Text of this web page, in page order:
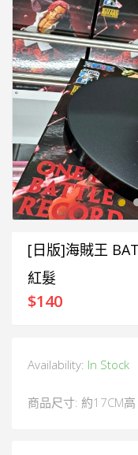
[日版]海賊王
紅髮
$140
Availability: In Stock
商品尺寸: 約17CM高